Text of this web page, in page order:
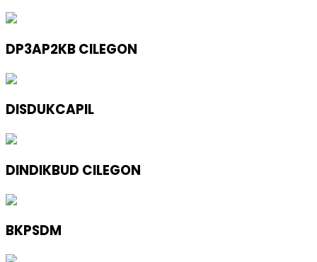
DP3AP2KB CILEGON
DISDUKCAPIL
DINDIKBUD CILEGON
BKPSDM